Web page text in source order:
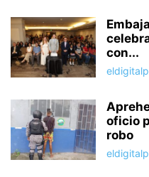
con...
oficio
robo